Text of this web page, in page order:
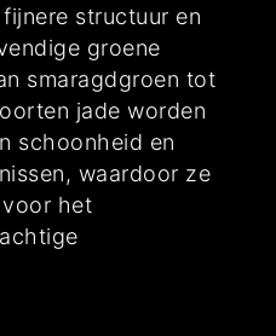
structuur en
groene
smaragdgroen tot
jade worden
schoonheid en
waardoor ze
het